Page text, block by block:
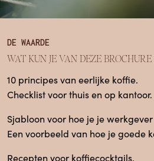
DE WAARDE
WAT KUN JE VAN DEZE
10 principes van eerlijke koffie.
Checklist voor thuis en op kantoor.
Sjabloon voor hoe je je
Een voorbeeld van hoe je goede
Recepten voor koffiecocktails.